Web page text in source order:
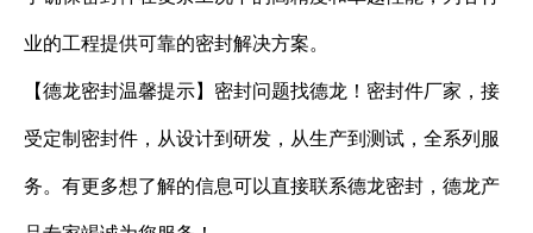
业的工程提供可靠的密封解决方案。
【德龙密封温馨提示】密封问题找德龙！密封件厂家，接
受定制密封件，从设计到研发，从生产到测试，全系列服
务。有更多想了解的信息可以直接联系德龙密封，德龙产